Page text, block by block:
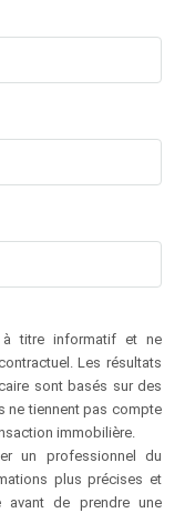
à titre informatif et ne
Les résultats
sont basés sur des
ne tiennent pas compte
immobilière.
un professionnel du
plus précises et
avant de prendre une